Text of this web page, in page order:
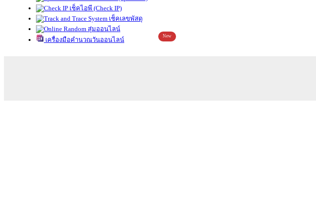
เช็คไอพี (Check IP)
เช็คเลขพัสดุ
สุ่มออนไลน์
เครื่องมือคำนวณวันออนไลน์
New